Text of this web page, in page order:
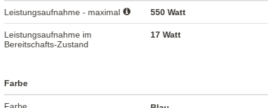
Leistungsaufnahme - maximal 550 Watt
Leistungsaufnahme im
Bereitschafts-Zustand
17 Watt
Farbe